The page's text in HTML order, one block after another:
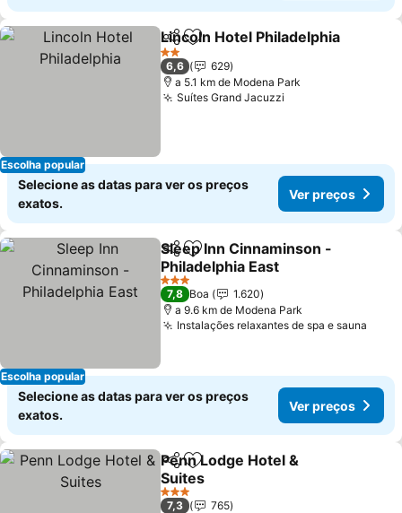
Escolha popular
PartilharAdicionar aos favoritos
Lincoln Hotel Philadelphia
2 Estrelas
6,6
629
a 5.1 km de Modena Park
Suítes Grand Jacuzzi
Selecione as datas para ver os preços
exatos.
Ver preços
Escolha popular
PartilharAdicionar aos favoritos
Sleep Inn Cinnaminson -
Philadelphia East
Ver preços
3 Estrelas
7,8 Boa
1.620
a 9.6 km de Modena Park
Instalações relaxantes de spa e sauna
Selecione as datas para ver os preços
exatos.
Ver preços
PartilharAdicionar aos favoritos
Penn Lodge Hotel &
Suites
Ver preços
3 Estrelas
7,3
765